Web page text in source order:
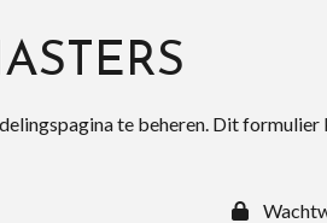
te beheren. Dit